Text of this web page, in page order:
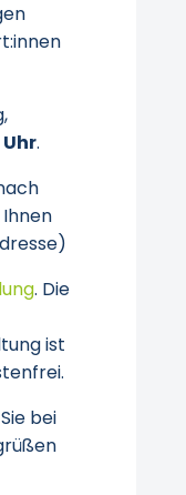
Uhr.
. Die
ist
bei